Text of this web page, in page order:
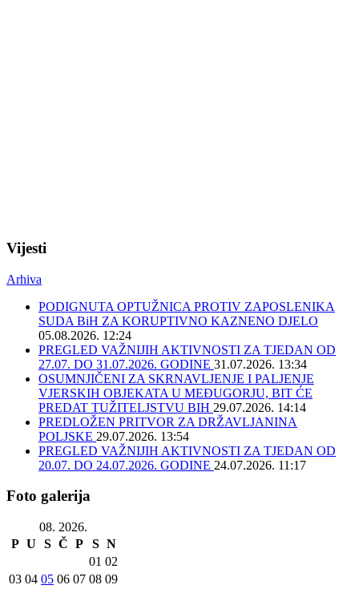
Vijesti
Arhiva
PODIGNUTA OPTUŽNICA PROTIV ZAPOSLENIKA
SUDA BiH ZA KORUPTIVNO KAZNENO DJELO
05.08.2026. 12:24
PREGLED VAŽNIJIH AKTIVNOSTI ZA TJEDAN OD
27.07. DO 31.07.2026. GODINE 31.07.2026. 13:34
OSUMNJIČENI ZA SKRNAVLJENJE I PALJENJE
VJERSKIH OBJEKATA U MEĐUGORJU, BIT ĆE
PREDAT TUŽITELJSTVU BIH 29.07.2026. 14:14
PREDLOŽEN PRITVOR ZA DRŽAVLJANINA
POLJSKE 29.07.2026. 13:54
PREGLED VAŽNIJIH AKTIVNOSTI ZA TJEDAN OD
20.07. DO 24.07.2026. GODINE 24.07.2026. 11:17
Foto galerija
08. 2026.
P U S Č P S N
01 02
03 04 05 06 07 08 09